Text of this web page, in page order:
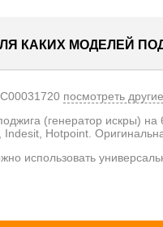
КАКИХ МОДЕЛЕЙ
C00031720 посмотреть
(генератор искры) на
Hotpoint.
использовать